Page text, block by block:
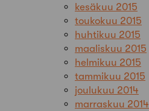
kesäkuu 2015
toukokuu 2015
huhtikuu 2015
maaliskuu 2015
helmikuu 2015
tammikuu 2015
joulukuu 2014
marraskuu 2014